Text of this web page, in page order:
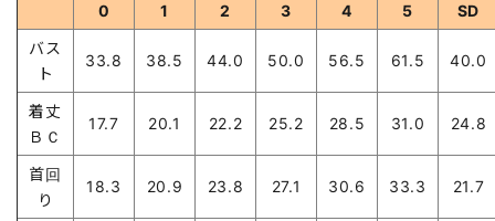
0
1 2 3 4 5
SD
バス
ト
33.8 38.5 44.0 50.0 56.5 61.5 40.0
着丈
ＢＣ
17.7 20.1 22.2 25.2 28.5 31.0 24.8
首回
り
18.3 20.9 23.8 27.1 30.6 33.3 21.7